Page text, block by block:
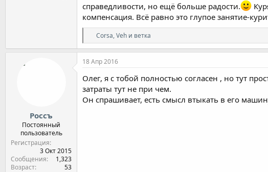
справедливости, но ещё больше радости.
компенсация. Всё равно это глупое занятие-
Р
е
а
к
ц
и
и
:
Corsa,Veh и ветка
Россъ
Постоянный
пользователь
Регистрация
3 Окт 2015
Сообщения
1,323
Возраст
53
18 Апр 2016
Олег, я с тобой полностью согласен , но тут
затраты тут не при чем.
Он спрашивает, есть смысл втыкать в его